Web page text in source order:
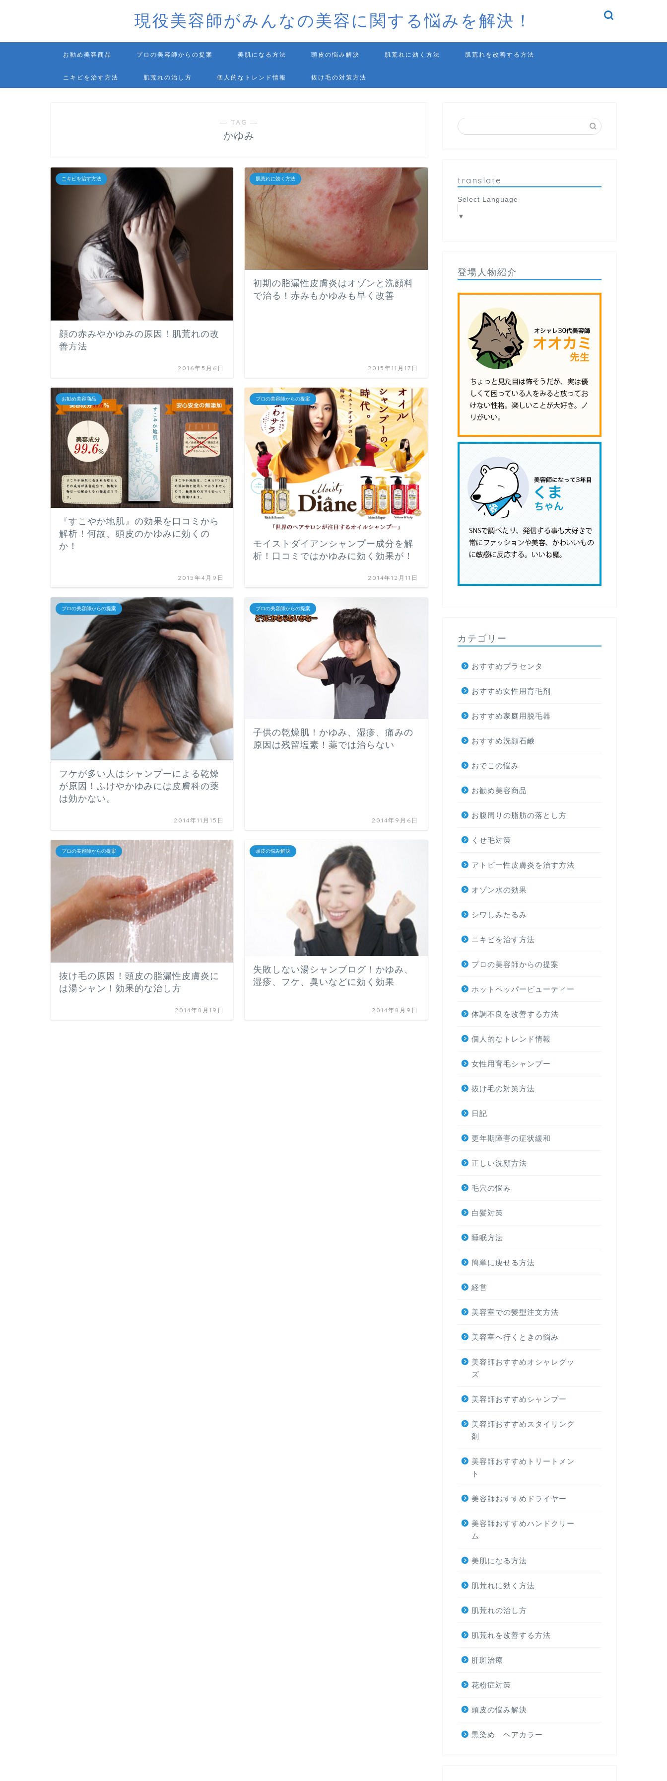
現役美容師がみんなの美容に関する悩みを解決！
お勧め美容商品 プロの美容師からの提案 美肌になる方法 頭皮の悩み解決 肌荒れに効く方法 肌荒れを改善する方法
ニキビを治す方法 肌荒れの治し方 個人的なトレンド情報 抜け毛の対策方法
― TAG ―
かゆみ
ニキビを治す方法
顔の赤みやかゆみの原因！肌荒れの改
善方法
2016年5月6日
肌荒れに効く方法
初期の脂漏性皮膚炎はオゾンと洗顔料
で治る！赤みもかゆみも早く改善
2015年11月17日
お勧め美容商品
『すこやか地肌』の効果を口コミから
解析！何故、頭皮のかゆみに効くの
か！
2015年4月9日
プロの美容師からの提案
モイストダイアンシャンプー成分を解
析！口コミではかゆみに効く効果が！
2014年12月11日
プロの美容師からの提案
フケが多い人はシャンプーによる乾燥
が原因！ふけやかゆみには皮膚科の薬
は効かない。
2014年11月15日
プロの美容師からの提案
子供の乾燥肌！かゆみ、湿疹、痛みの
原因は残留塩素！薬では治らない
2014年9月6日
プロの美容師からの提案
抜け毛の原因！頭皮の脂漏性皮膚炎に
は湯シャン！効果的な治し方
2014年8月19日
頭皮の悩み解決
失敗しない湯シャンブログ！かゆみ、
湿疹、フケ、臭いなどに効く効果
2014年8月9日
translate
Select Language
▼
登場人物紹介
カテゴリー
おすすめプラセンタ
おすすめ女性用育毛剤
おすすめ家庭用脱毛器
おすすめ洗顔石鹸
おでこの悩み
お勧め美容商品
お腹周りの脂肪の落とし方
くせ毛対策
アトピー性皮膚炎を治す方法
オゾン水の効果
シワしみたるみ
ニキビを治す方法
プロの美容師からの提案
ホットペッパービューティー
体調不良を改善する方法
個人的なトレンド情報
女性用育毛シャンプー
抜け毛の対策方法
日記
更年期障害の症状緩和
正しい洗顔方法
毛穴の悩み
白髪対策
睡眠方法
簡単に痩せる方法
経営
美容室での髪型注文方法
美容室へ行くときの悩み
美容師おすすめオシャレグッ
ズ
美容師おすすめシャンプー
美容師おすすめスタイリング
剤
美容師おすすめトリートメン
ト
美容師おすすめドライヤー
美容師おすすめハンドクリー
ム
美肌になる方法
肌荒れに効く方法
肌荒れの治し方
肌荒れを改善する方法
肝斑治療
花粉症対策
頭皮の悩み解決
黒染め ヘアカラー